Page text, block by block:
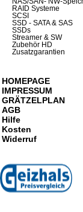
RAID Systeme
SCSI
SSD - SATA & SAS
SSDs
Streamer & SW
Zubehör HD
Zusatzgarantien
HOMEPAGE
IMPRESSUM
GRÄTZELPLAN
AGB
Hilfe
Kosten
Widerruf